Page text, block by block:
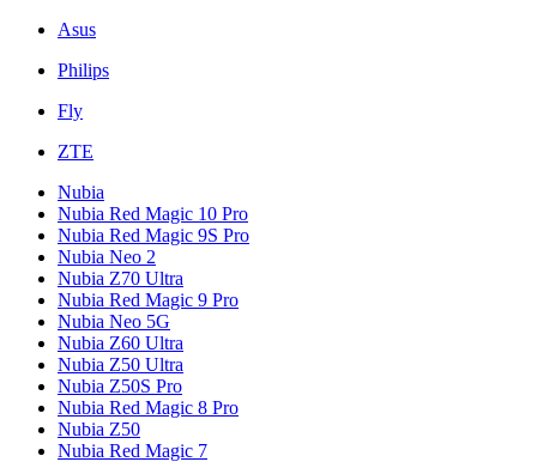
Asus
Philips
Fly
ZTE
Nubia
Nubia Red Magic 10 Pro
Nubia Red Magic 9S Pro
Nubia Neo 2
Nubia Z70 Ultra
Nubia Red Magic 9 Pro
Nubia Neo 5G
Nubia Z60 Ultra
Nubia Z50 Ultra
Nubia Z50S Pro
Nubia Red Magic 8 Pro
Nubia Z50
Nubia Red Magic 7